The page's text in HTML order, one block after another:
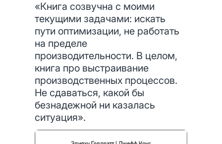
«Книга созвучна с моими
текущими задачами: искать
пути оптимизации, не работать
на пределе
производительности. В целом,
книга про выстраивание
производственных процессов.
Не сдаваться, какой бы
безнадежной ни казалась
ситуация».